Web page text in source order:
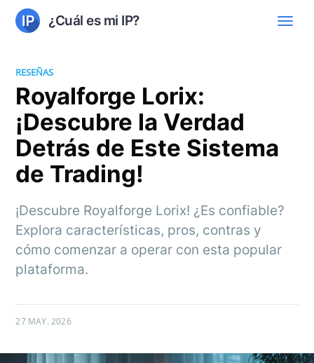
¿Cuál es mi IP?
RESEÑAS
Royalforge Lorix:
¡Descubre la Verdad
Detrás de Este Sistema
de Trading!
¡Descubre Royalforge Lorix! ¿Es confiable?
Explora características, pros, contras y
cómo comenzar a operar con esta popular
plataforma.
27 MAY. 2026